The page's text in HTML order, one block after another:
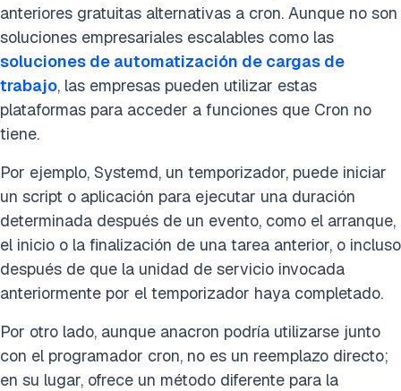
anteriores gratuitas alternativas a cron. Aunque no son
soluciones empresariales escalables como las
soluciones de automatización de cargas de
trabajo, las empresas pueden utilizar estas
plataformas para acceder a funciones que Cron no
tiene.
Por ejemplo, Systemd, un temporizador, puede iniciar
un script o aplicación para ejecutar una duración
determinada después de un evento, como el arranque,
el inicio o la finalización de una tarea anterior, o incluso
después de que la unidad de servicio invocada
anteriormente por el temporizador haya completado.
Por otro lado, aunque anacron podría utilizarse junto
con el programador cron, no es un reemplazo directo;
en su lugar, ofrece un método diferente para la